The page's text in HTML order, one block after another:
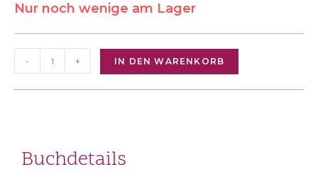
Nur noch wenige am Lager
- + IN DEN WARENKORB
Buchdetails